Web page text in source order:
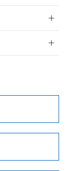
下を必ずお読
承認
ス
KR型式
（韓国
No
限
ま